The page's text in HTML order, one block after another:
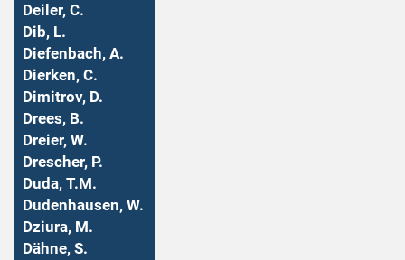
Deiler, C.
Dib, L.
Diefenbach, A.
Dierken, C.
Dimitrov, D.
Drees, B.
Dreier, W.
Drescher, P.
Duda, T.M.
Dudenhausen, W.
Dziura, M.
Dähne, S.